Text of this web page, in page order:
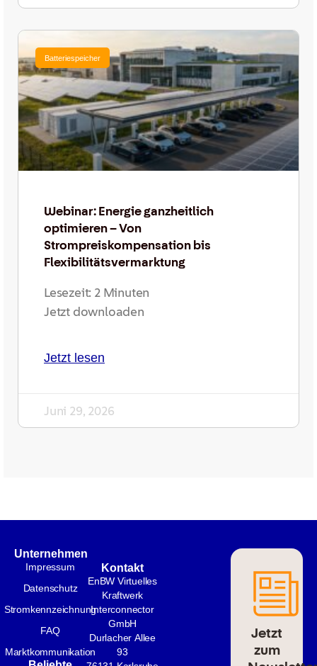
Batteriespeicher
Webinar: Energie ganzheitlich
optimieren – Von
Strompreiskompensation bis
Flexibilitätsvermarktung
Lesezeit: 2 Minuten
Jetzt downloaden
Jetzt lesen
Juni 29, 2026
Unternehmen
Impressum
Datenschutz
Stromkennzeichnung
FAQ
Marktkommunikation
Kontakt
EnBW Virtuelles
Kraftwerk
Interconnector
GmbH
Durlacher Allee
93
Jetzt
zum